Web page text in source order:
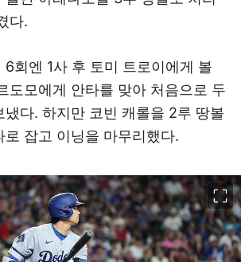
다.
6회엔 1사 후 토미 트로이에게 볼
도모에게 안타를 맞아 처음으로 두
냈다. 하지만 코빈 캐롤을 2루 땅볼
로 잡고 이닝을 마무리했다.